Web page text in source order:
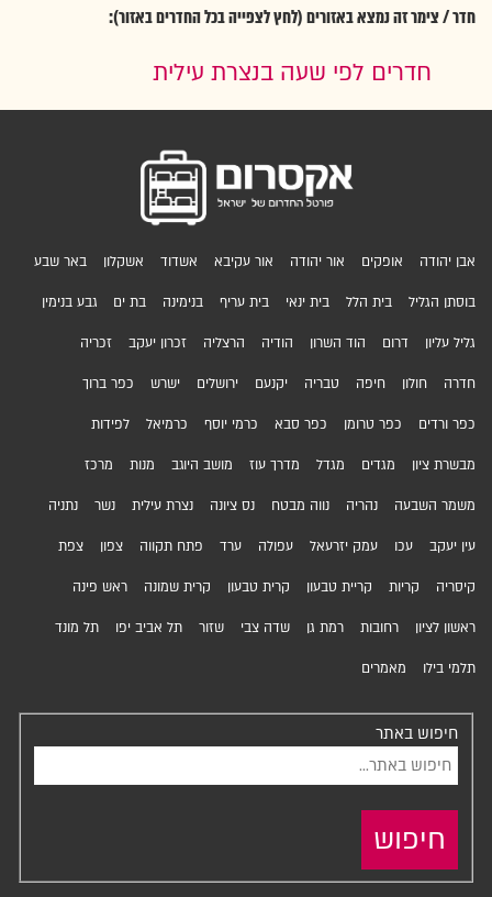
חדר / צימר זה נמצא באזורים (לחץ לצפייה בכל החדרים באזור):
חדרים לפי שעה בנצרת עילית
אבן יהודה אופקים אור יהודה אור עקיבא אשדוד אשקלון באר שבע
בוסתן הגליל בית הלל בית ינאי בית עריף בנימינה בת ים גבע בנימין
גליל עליון דרום הוד השרון הודיה הרצליה זכרון יעקב זכריה
חדרה חולון חיפה טבריה יקנעם ירושלים ישרש כפר ברוך
כפר ורדים כפר טרומן כפר סבא כרמי יוסף כרמיאל לפידות
מבשרת ציון מגדים מגדל מדרך עוז מושב היוגב מנות מרכז
משמר השבעה נהריה נווה מבטח נס ציונה נצרת עילית נשר נתניה
עין יעקב עכו עמק יזרעאל עפולה ערד פתח תקווה צפון צפת
קיסריה קריות קריית טבעון קרית טבעון קרית שמונה ראש פינה
ראשון לציון רחובות רמת גן שדה צבי שזור תל אביב יפו תל מונד
תלמי בילו מאמרים
חיפוש באתר
חיפוש